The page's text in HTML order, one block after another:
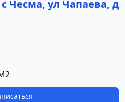
Чесма, ул Чапаева, д